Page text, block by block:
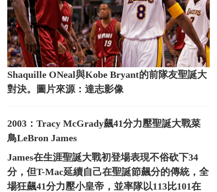
Shaquille ONeal與Kobe Bryant的前隊友聖誕大
對決。圖片來源：達志影像
2003：Tracy McGrady飆41分力壓聖誕大戰菜
鳥LeBron James
James在生涯聖誕大戰初登場表現不俗砍下34
分，但T-Mac延續自己在聖誕節飆分的傳統，全
場狂飆41分力壓小皇帝，並率隊以113比101在